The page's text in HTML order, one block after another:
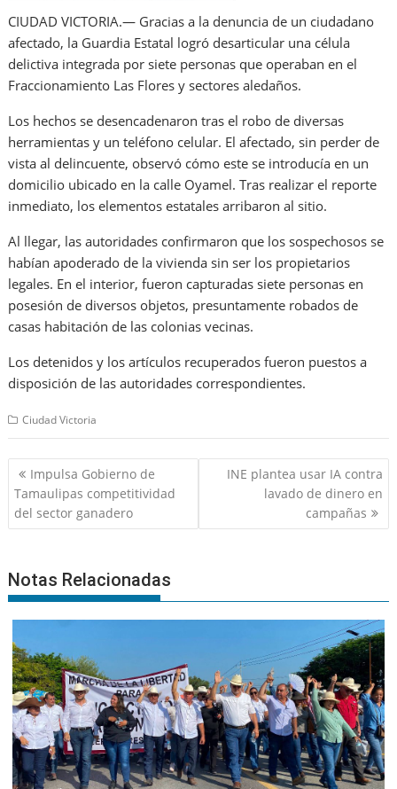
CIUDAD VICTORIA.— Gracias a la denuncia de un ciudadano
afectado, la Guardia Estatal logró desarticular una célula
delictiva integrada por siete personas que operaban en el
Fraccionamiento Las Flores y sectores aledaños.
Los hechos se desencadenaron tras el robo de diversas
herramientas y un teléfono celular. El afectado, sin perder de
vista al delincuente, observó cómo este se introducía en un
domicilio ubicado en la calle Oyamel. Tras realizar el reporte
inmediato, los elementos estatales arribaron al sitio.
Al llegar, las autoridades confirmaron que los sospechosos se
habían apoderado de la vivienda sin ser los propietarios
legales. En el interior, fueron capturadas siete personas en
posesión de diversos objetos, presuntamente robados de
casas habitación de las colonias vecinas.
Los detenidos y los artículos recuperados fueron puestos a
disposición de las autoridades correspondientes.
Ciudad Victoria
Navegación
de
entradas
Impulsa Gobierno de
Tamaulipas competitividad
del sector ganadero
INE plantea usar IA contra
lavado de dinero en
campañas
Notas Relacionadas